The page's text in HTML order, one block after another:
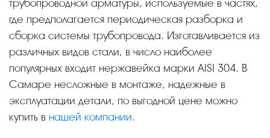
трубопроводной арматуры, используемые в частях,
где предполагается периодическая разборка и
сборка системы трубопровода. Изготавливается из
различных видов стали, в число наиболее
популярных входит нержавейка марки AISI 304. В
Самаре несложные в монтаже, надежные в
эксплуатации детали, по выгодной цене можно
купить в нашей компании.